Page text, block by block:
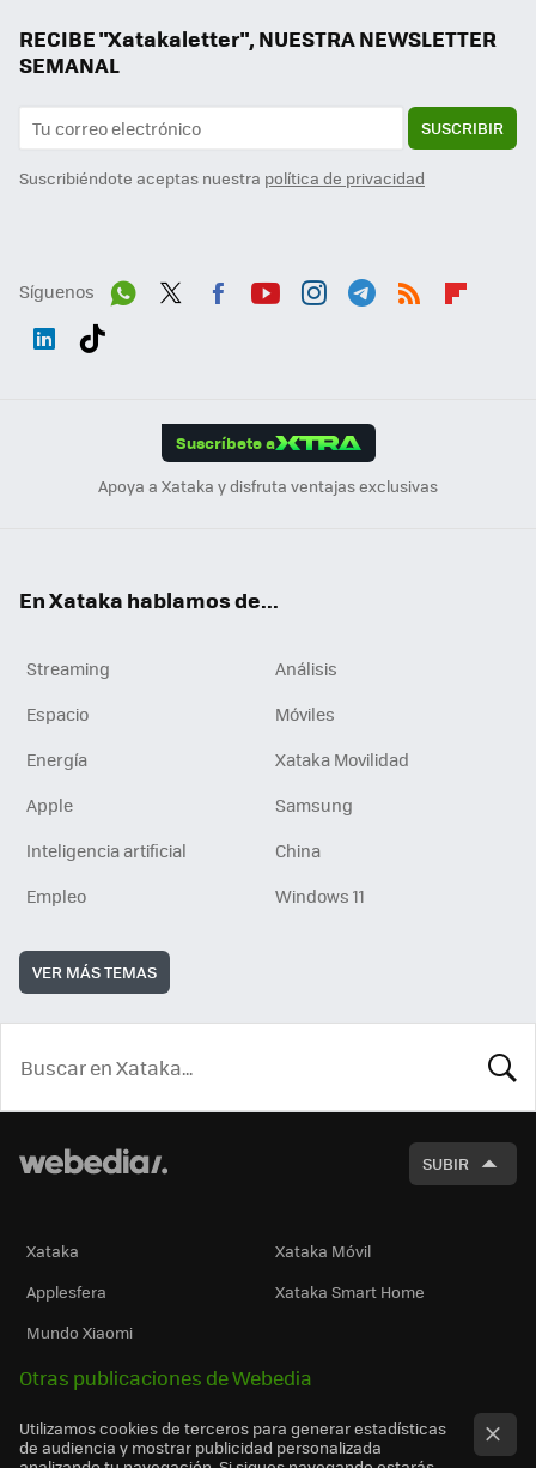
RECIBE "Xatakaletter", NUESTRA NEWSLETTER
SEMANAL
SUSCRIBIR
Suscribiéndote aceptas nuestra política de privacidad
Síguenos
Suscríbete a
Apoya a Xataka y disfruta ventajas exclusivas
En Xataka hablamos de...
Streaming
Análisis
Espacio
Móviles
Energía
Xataka Movilidad
Apple
Samsung
Inteligencia artificial
China
Empleo
Windows 11
VER MÁS TEMAS
SUBIR
Xataka
Xataka Móvil
Applesfera
Xataka Smart Home
Mundo Xiaomi
Otras publicaciones de Webedia
Utilizamos cookies de terceros para generar estadísticas
de audiencia y mostrar publicidad personalizada